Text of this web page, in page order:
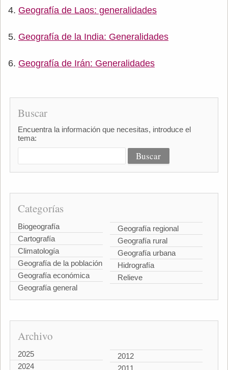
Geografía de Laos: generalidades
Geografía de la India: Generalidades
Geografía de Irán: Generalidades
Buscar
Encuentra la información que necesitas, introduce el
tema:
Categorías
Biogeografía
Cartografía
Climatología
Geografía de la población
Geografía económica
Geografía general
Geografía regional
Geografía rural
Geografía urbana
Hidrografía
Relieve
Archivo
2025
2024
2012
2011